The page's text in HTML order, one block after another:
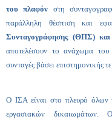
του πλαφόν στη
παράλληλη θέσπιση και
Συνταγογράφησης (ΘΠΣ)
αποτελέσουν το ανάχωμα του
συνταγές βάσει επιστημονικής
Ο ΙΣΑ είναι στο πλευρό όλων
εργασιακών